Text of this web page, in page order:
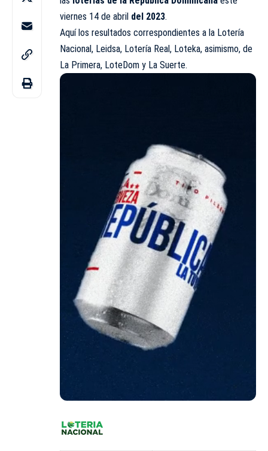
viernes 14 de abril del 2023.
Aquí los resultados correspondientes a la Lotería
Nacional, Leidsa, Lotería Real, Loteka, asimismo, de
La Primera, LoteDom y La Suerte.